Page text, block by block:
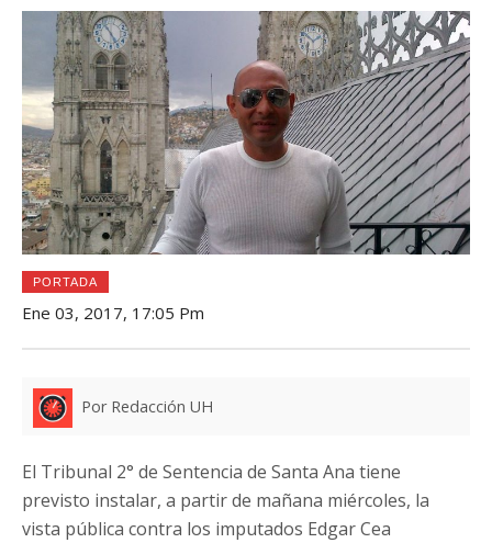
PORTADA
Ene 03, 2017, 17:05 Pm
Por Redacción UH
El Tribunal 2° de Sentencia de Santa Ana tiene
previsto instalar, a partir de mañana miércoles, la
vista pública contra los imputados Edgar Cea